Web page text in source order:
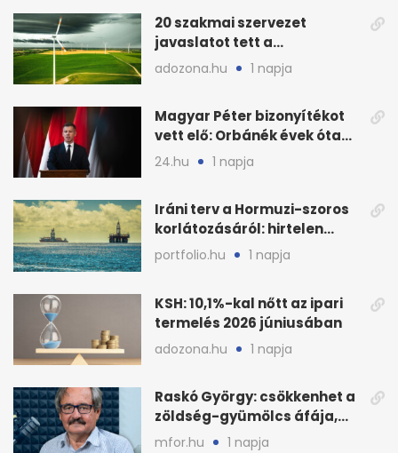
20 szakmai szervezet
javaslatot tett a
fenntartható szélenergia-
adozona.hu 1 napja
Magyar Péter bizonyítékot
vett elő: Orbánék évek óta
tudtak az energiarendszer
összeomlásáról
24.hu 1 napja
Iráni terv a Hormuzi-szoros
korlátozásáról: hirtelen
megugrott az olajár
portfolio.hu 1 napja
KSH: 10,1%-kal nőtt az ipari
termelés 2026 júniusában
adozona.hu 1 napja
Raskó György: csökkenhet a
zöldség-gyümölcs áfája,
bajban a kukorica
mfor.hu 1 napja